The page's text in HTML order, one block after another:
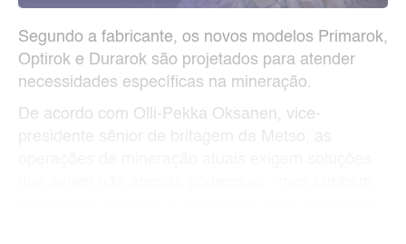
Segundo a fabricante, os novos modelos Primarok,
Optirok e Durarok são projetados para atender
necessidades específicas na mineração.
De acordo com Olli-Pekka Oksanen, vice-